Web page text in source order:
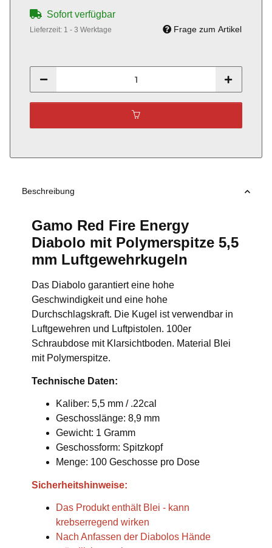
Sofort verfügbar
Lieferzeit: 1 - 3 Werktage Frage zum Artikel
Beschreibung
Gamo Red Fire Energy
Diabolo mit Polymerspitze 5,5
mm Luftgewehrkugeln
Das Diabolo garantiert eine hohe
Geschwindigkeit und eine hohe
Durchschlagskraft. Die Kugel ist verwendbar in
Luftgewehren und Luftpistolen. 100er
Schraubdose mit Klarsichtboden. Material Blei
mit Polymerspitze.
Technische Daten:
Kaliber: 5,5 mm / .22cal
Geschosslänge: 8,9 mm
Gewicht: 1 Gramm
Geschossform: Spitzkopf
Menge: 100 Geschosse pro Dose
Sicherheitshinweise:
Das Produkt enthält Blei - kann
krebserregend wirken
Nach Anfassen der Diabolos Hände